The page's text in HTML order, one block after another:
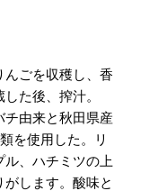
んごを収穫し、香
た後、搾汁。
チ由来と秋田県産
を使用した。リ
ル、ハチミツの上
します。酸味と